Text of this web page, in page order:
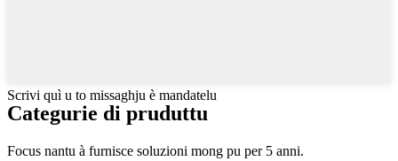
Scrivi quì u to missaghju è mandatelu
Categurie di pruduttu
Focus nantu à furnisce soluzioni mong pu per 5 anni.